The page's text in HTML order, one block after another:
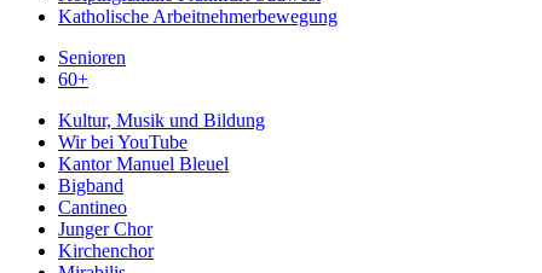
Katholische Arbeitnehmerbewegung
Senioren
60+
Kultur, Musik und Bildung
Wir bei YouTube
Kantor Manuel Bleuel
Bigband
Cantineo
Junger Chor
Kirchenchor